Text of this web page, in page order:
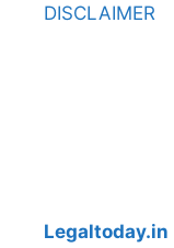
DISCLAIMER
Legaltoday.in